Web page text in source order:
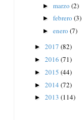
► marzo (2)
► febrero (3)
► enero (7)
► 2017 (82)
► 2016 (71)
► 2015 (44)
► 2014 (72)
► 2013 (114)